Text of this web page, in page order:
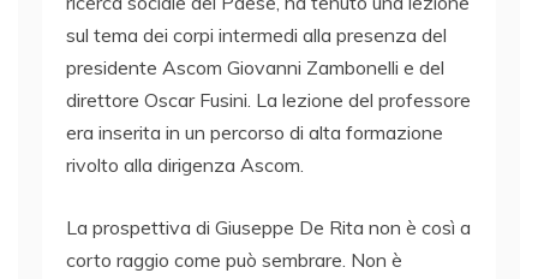
sul tema dei corpi intermedi alla presenza del
presidente Ascom Giovanni Zambonelli e del
direttore Oscar Fusini. La lezione del professore
era inserita in un percorso di alta formazione
rivolto alla dirigenza Ascom.
La prospettiva di Giuseppe De Rita non è così a
corto raggio come può sembrare. Non è